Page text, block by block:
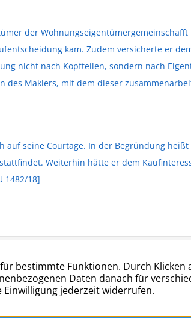
der
kam. Zudem versicherte er
nicht nach Kopfteilen, sondern nach
des Maklers, mit dem dieser
seine Courtage. In der Begründung
Weiterhin hätte er dem
1482/18]